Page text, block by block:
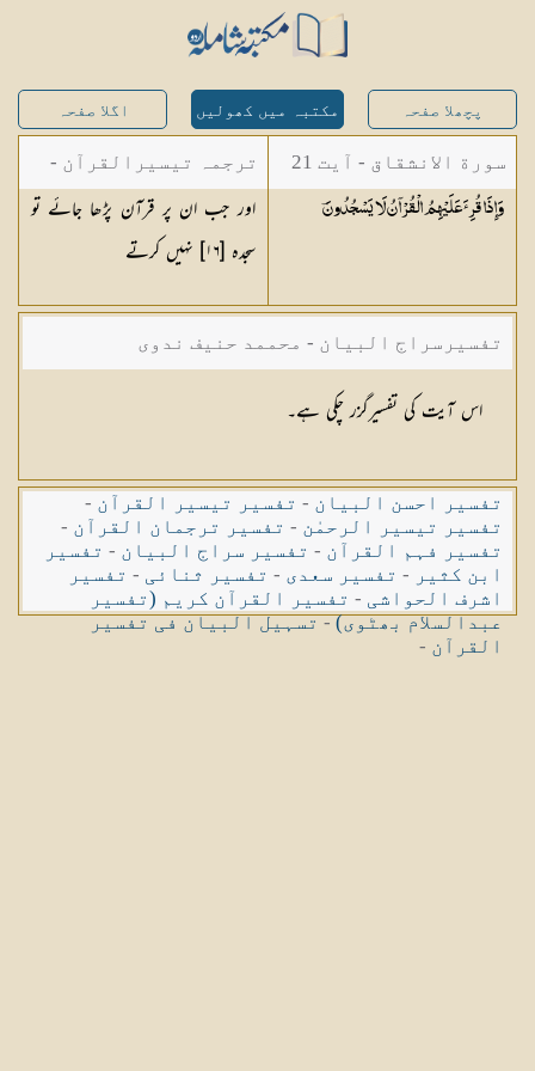
پچھلا صفحہ مکتبہ میں کھولیں اگلا صفحہ
سورة الانشقاق - آیت 21
وَإِذَا قُرِئَ عَلَيْهِمُ الْقُرْآنُ لَا يَسْجُدُونَ
ترجمہ تیسیرالقرآن -
مولانا عبد الرحمن
کیلانی
اور جب ان پر قرآن پڑھا جائے تو
سجدہ [١٦] نہیں کرتے
تفسیرسراج البیان - محممد حنیف ندوی
اس آیت کی تفسیرگزر چکی ہے۔
تفسیر احسن البیان - تفسیر تیسیر القرآن -
تفسیر تیسیر الرحمٰن - تفسیر ترجمان القرآن -
تفسیر فہم القرآن - تفسیر سراج البیان - تفسیر
ابن کثیر - تفسیر سعدی - تفسیر ثنائی - تفسیر
اشرف الحواشی - تفسیر القرآن کریم (تفسیر
عبدالسلام بھٹوی)-تسہیل البیان فی تفسیر
القرآن -